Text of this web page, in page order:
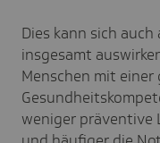
Dies kann sich
insgesamt
Menschen mit einer
weniger präventive